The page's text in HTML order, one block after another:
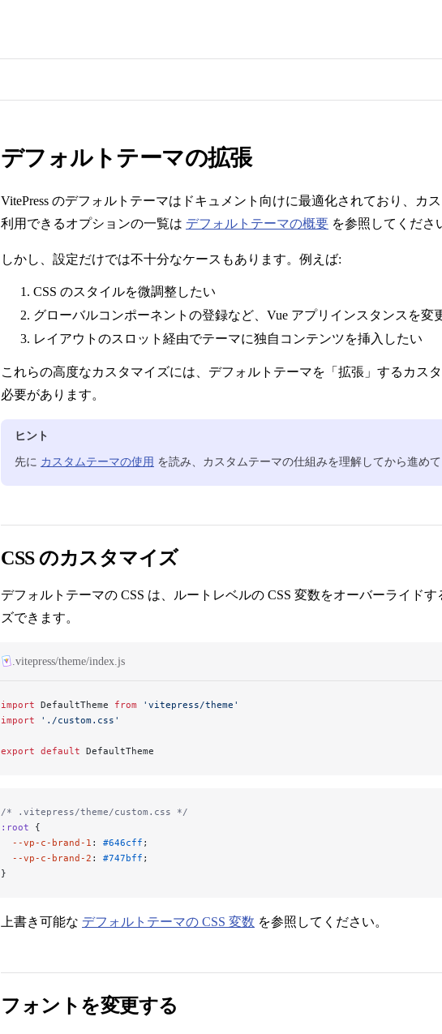
デフォルトテーマの拡張
VitePress のデフォルトテーマはドキュメント向けに最適化されており、カ
利用できるオプションの一覧は デフォルトテーマの概要 を参照してくださ
しかし、設定だけでは不十分なケースもあります。例えば:
CSS のスタイルを微調整したい
グローバルコンポーネントの登録など、Vue アプリインスタンスを変
レイアウトのスロット経由でテーマに独自コンテンツを挿入したい
これらの高度なカスタマイズには、デフォルトテーマを「拡張」するカス
必要があります。
ヒント
先に カスタムテーマの使用 を読み、カスタムテーマの仕組みを理解してから進め
CSS のカスタマイズ
デフォルトテーマの CSS は、ルートレベルの CSS 変数をオーバーライド
ズできます。
.vitepress/theme/index.js
import DefaultTheme from 'vitepress/theme'
import './custom.css'
export default DefaultTheme
/* .vitepress/theme/custom.css */
:root {
  --vp-c-brand-1
: #646cff ;
  --vp-c-brand-2
: #747bff ;
}
上書き可能な デフォルトテーマの CSS 変数 を参照してください。
フォントを変更する